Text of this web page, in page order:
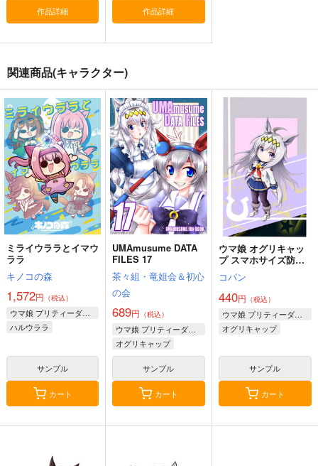
UMAMANGAアラカル
ト 2026 SUMMER
Rebel Alliance
1,210円（税込）
ウマ娘 プリティーダービー
アーモンドアイ
ステイゴールド
カート
ウマ娘 ベルノライ
ト 防水ステッカー
コパン
440円（税込）
ウマ娘 プリティーダービー
ベルノライト
サンプル
カート
ウマ娘 ブエナビス
タ 防水ステッカー
コパン
440 円 （税込）
ウマ娘 プリティーダービー
ブエナビスタ
サンプル
ウマ娘 ライスシャワ
ー2 防水ステッカー
コパン
440円（税込）
ライスシャワー
サンプル
作品詳細
いつでもウララ！
キノコの森
1,572円（税込）
サンプル
作品詳細
ぱいマウスパッド
ぽてとちっぷす。
（税込）
フェルシー・ロロ
サンプル
作品詳細
フェルシーちゃんハー
ト型缶バッジ
ぽてとちっぷす。
787
煉獄さん生存ルート無
限城編
スタジオ
KIMIGABUCHI
たいだちゃんとリリス
ちゃんバレンタイン編
みのむし屋
660
作品詳細 作品詳細
関連商品(キャラクター)
ミライウララとイマウ
ララ
キノコの森
1,572円 （税込）
ウマ娘 プリティーダービー
ハルウララ
ライスシャワー
サンプル
カート
UMAmusume DATA
FILES 17
茶々組・竜姐会＆初心
の会
689円 （税込）
ウマ娘 プリティーダービー
オグリキャップ
タマモクロス
スーパークリーク
サンプル
カート
ウマ娘 オグリキャッ
プ スマホサイズ防水
ステッカー
コパン
440円 （税込）
ウマ娘 プリティーダービー
オグリキャップ
サンプル
カート